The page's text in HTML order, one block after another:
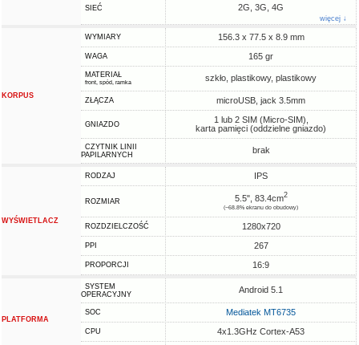
SIEĆ 2G, 3G, 4G
więcej ↓
KORPUS
WYMIARY 156.3 x 77.5 x 8.9 mm
WAGA 165 gr
MATERIAŁ
front, spód, ramka szkło, plastikowy, plastikowy
ZŁĄCZA microUSB, jack 3.5mm
GNIAZDO
1 lub 2 SIM (Micro-SIM),
karta pamięci (oddzielne gniazdo)
CZYTNIK LINII
PAPILARNYCH
brak
WYŚWIETLACZ
RODZAJ IPS
ROZMIAR 5.5", 83.4cm2
(~68.8% ekranu do obudowy)
ROZDZIELCZOŚĆ 1280x720
PPI 267
PROPORCJI 16:9
PLATFORMA
SYSTEM
OPERACYJNY
Android 5.1
SOC Mediatek MT6735
CPU 4x1.3GHz Cortex-A53